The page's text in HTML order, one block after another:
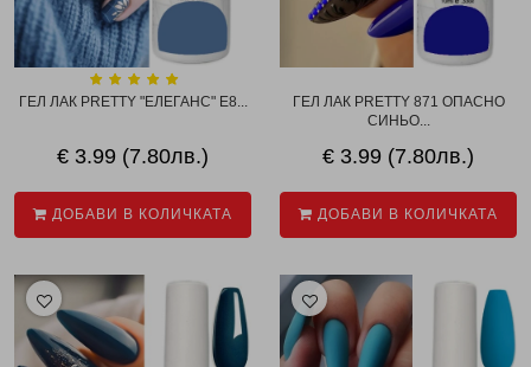
ГЕЛ ЛАК PRETTY "ЕЛЕГАНС" E8...
€ 3.99 (7.80лв.)
ДОБАВИ В КОЛИЧКАТА
ГЕЛ ЛАК PRETTY 871 ОПАСНО
СИНЬО...
€ 3.99 (7.80лв.)
ДОБАВИ В КОЛИЧКАТА